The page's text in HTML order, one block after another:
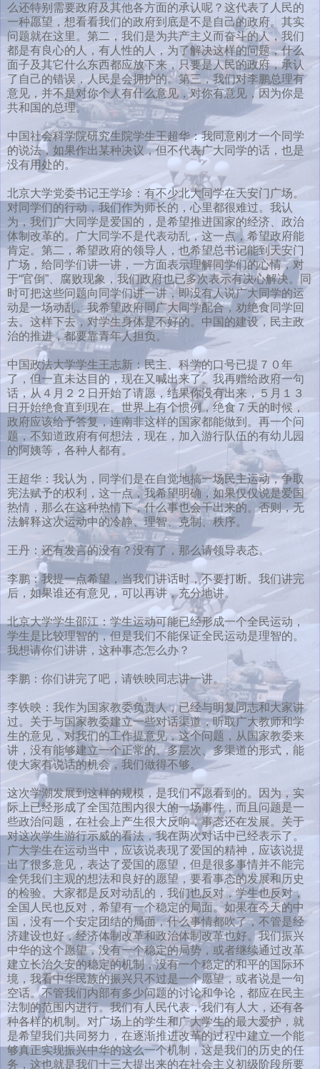
么还特别需要政府及其他各方面的承认呢？这代表了人民的
一种愿望，想看看我们的政府到底是不是自己的政府。其实
问题就在这里。第二，我们是为共产主义而奋斗的人，我们
都是有良心的人，有人性的人，为了解决这样的问题，什么
面子及其它什么东西都应放下来，只要是人民的政府，承认
了自己的错误，人民是会拥护的。第三，我们对李鹏总理有
意见，并不是对你个人有什么意见，对你有意见，因为你是
共和国的总理。
中国社会科学院研究生院学生王超华：我同意刚才一个同学
的说法，如果作出某种决议，但不代表广大同学的话，也是
没有用处的。
北京大学党委书记王学珍：有不少北大同学在天安门广场。
对同学们的行动，我们作为师长的，心里都很难过。我认
为，我们广大同学是爱国的，是希望推进国家的经济、政治
体制改革的。广大同学不是代表动乱，这一点，希望政府能
肯定。第二，希望政府的领导人，也希望总书记能到天安门
广场，给同学们讲一讲，一方面表示理解同学们的心情，对
于“官倒”、腐败现象，我们政府也已多次表示有决心解决。同
时可把这些问题向同学们讲一讲，即没有人说广大同学的运
动是一场动乱。我希望政府同广大同学配合，劝绝食同学回
去。这样下去，对学生身体是不好的。中国的建设，民主政
治的推进，都要靠青年人担负。
中国政法大学学生王志新：民主、科学的口号已提７０年
了，但一直未达目的，现在又喊出来了。我再赠给政府一句
话，从４月２２日开始了请愿，结果你没有出来，５月１３
日开始绝食直到现在。世界上有个惯例，绝食７天的时候，
政府应该给予答复，连南非这样的国家都能做到。再一个问
题，不知道政府有何想法，现在，加入游行队伍的有幼儿园
的阿姨等，各种人都有。
王超华：我认为，同学们是在自觉地搞一场民主运动，争取
宪法赋予的权利，这一点，我希望明确，如果仅仅说是爱国
热情，那么在这种热情下，什么事也会干出来的。否则，无
法解释这次运动中的冷静、理智、克制、秩序。
王丹：还有发言的没有？没有了，那么请领导表态。
李鹏：我提一点希望，当我们讲话时，不要打断。我们讲完
后，如果谁还有意见，可以再讲，充分地讲。
北京大学学生邵江：学生运动可能已经形成一个全民运动，
学生是比较理智的，但是我们不能保证全民运动是理智的。
我想请你们讲讲，这种事态怎么办？
李鹏：你们讲完了吧，请铁映同志讲一讲。
李铁映：我作为国家教委负责人，已经与明复同志和大家讲
过。关于与国家教委建立一些对话渠道，听取广大教师和学
生的意见，对我们的工作提意见，这个问题，从国家教委来
讲，没有能够建立一个正常的、多层次、多渠道的形式，能
使大家有说话的机会，我们做得不够。
这次学潮发展到这样的规模，是我们不愿看到的。因为，实
际上已经形成了全国范围内很大的一场事件，而且问题是一
些政治问题，在社会上产生很大反响，事态还在发展。关于
对这次学生游行示威的看法，我在两次对话中已经表示了。
广大学生在运动当中，应该说表现了爱国的精神，应该说提
出了很多意见，表达了爱国的愿望，但是很多事情并不能完
全凭我们主观的想法和良好的愿望，要看事态的发展和历史
的检验。大家都是反对动乱的，我们也反对，学生也反对，
全国人民也反对，希望有一个稳定的局面。如果在今天的中
国，没有一个安定团结的局面，什么事情都吹了，不管是经
济建设也好，经济体制改革和政治体制改革也好。我们振兴
中华的这个愿望，没有一个稳定的局势，或者继续通过改革
建立长治久安的稳定的机制，没有一个稳定的和平的国际环
境，我看中华民族的振兴只不过是一个愿望，或者说是一句
空话。不管我们内部有多少问题的讨论和争论，都应在民主
法制的范围内进行。我们有人民代表，我们有人大，还有各
种各样的机制。对广场上的学生和广大学生的最大爱护，就
是希望我们共同努力，在逐渐推进改革的过程中建立一个能
够真正实现振兴中华的这么一个机制，这是我们的历史的任
务，这也就是我们十三大提出来的在社会主义初级阶段所要